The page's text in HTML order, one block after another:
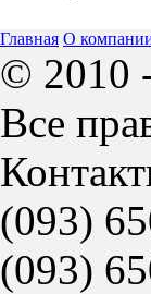
Главная О
© 2010
Все
(093)
(093)